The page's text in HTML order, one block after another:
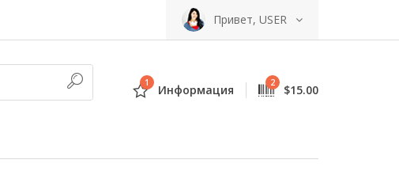
Привет, USER
1 Информация 2 $15.00